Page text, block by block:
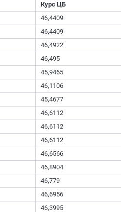
Курс ЦБ
46,4409
46,4409
46,4922
46,495
45,9465
46,1106
45,4677
46,6112
46,6112
46,6112
46,6566
46,8904
46,779
46,6956
46,3995